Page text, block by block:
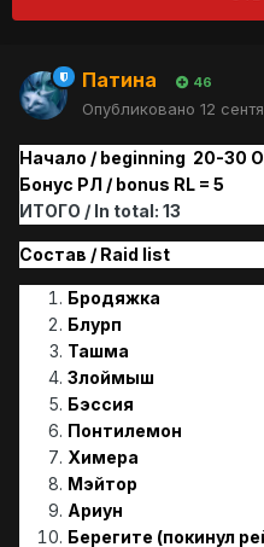
Патина 46
Опубликовано 12
Начало / beginning 20-30
Бонус РЛ / bonus RL = 5
ИТОГО / In total: 13
Состав / Raid list
Бродяжка
Блурп
Ташма
Злоймыш
Бэссия
Понтилемон
Химера
Мэйтор
Ариун
Берегите (покинул